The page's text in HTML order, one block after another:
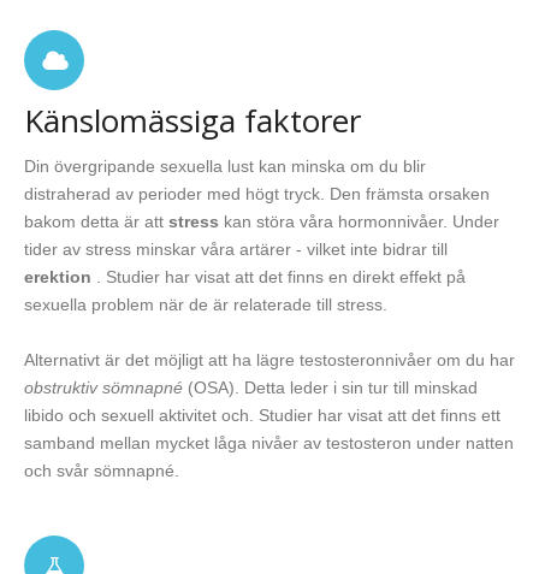
Känslomässiga faktorer
Din övergripande sexuella lust kan minska om du blir
distraherad av perioder med högt tryck. Den främsta orsaken
bakom detta är att stress kan störa våra hormonnivåer. Under
tider av stress minskar våra artärer - vilket inte bidrar till
erektion . Studier har visat att det finns en direkt effekt på
sexuella problem när de är relaterade till stress.
Alternativt är det möjligt att ha lägre testosteronnivåer om du har
obstruktiv sömnapné (OSA). Detta leder i sin tur till minskad
libido och sexuell aktivitet och. Studier har visat att det finns ett
samband mellan mycket låga nivåer av testosteron under natten
och svår sömnapné.